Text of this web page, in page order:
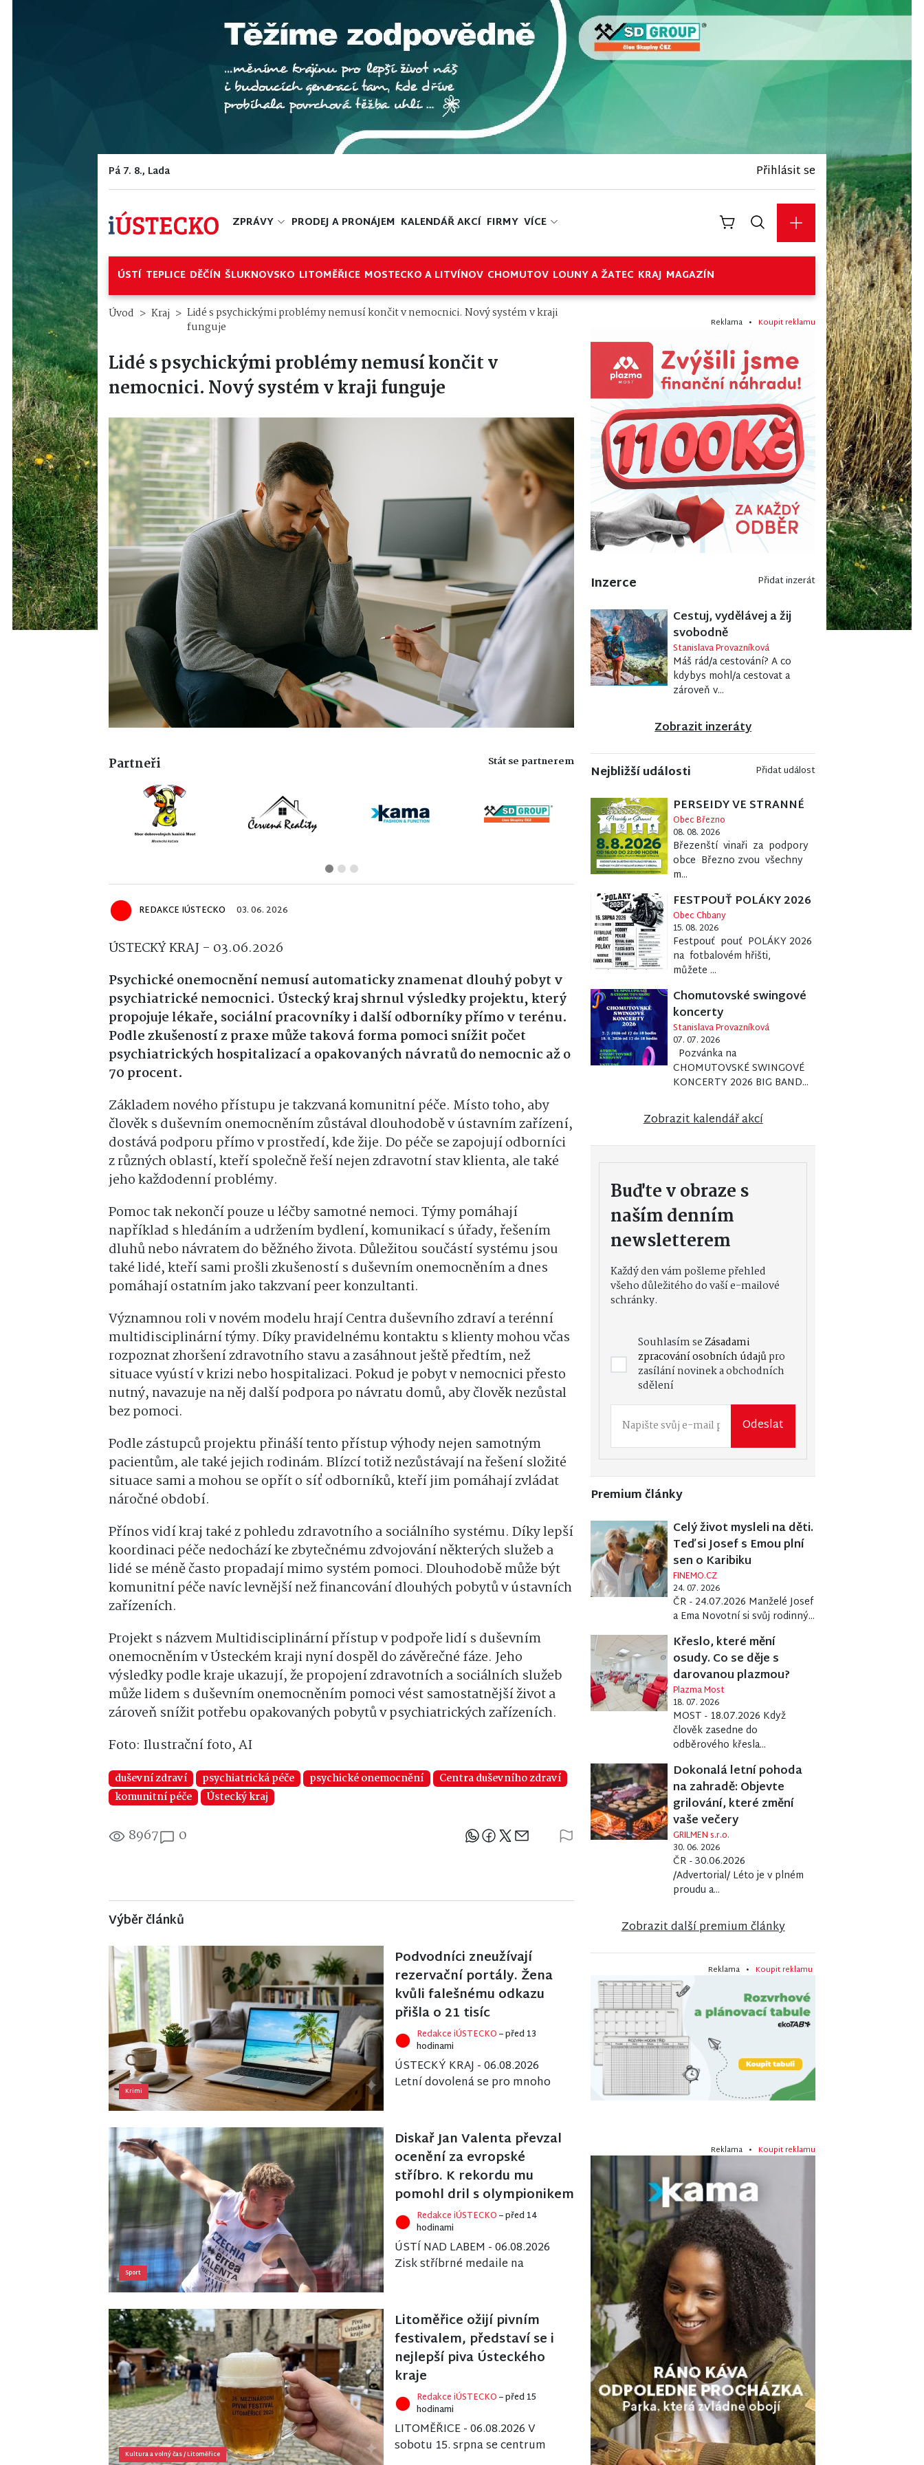
Pá 7. 8., Lada Přihlásit se
ZPRÁVY PRODEJ A PRONÁJEM KALENDÁŘ AKCÍ FIRMY VÍCE
ÚSTÍ TEPLICE DĚČÍN ŠLUKNOVSKO LITOMĚŘICE MOSTECKO A LITVÍNOV CHOMUTOV LOUNY A ŽATEC KRAJ MAGAZÍN
Úvod Kraj
Lidé s psychickými problémy nemusí končit v nemocnici. Nový systém v kraji
funguje
Lidé s psychickými problémy nemusí končit v
nemocnici. Nový systém v kraji funguje
Partneři Stát se partnerem
REDAKCE IÚSTECKO 03. 06. 2026
ÚSTECKÝ KRAJ - 03.06.2026
Psychické onemocnění nemusí automaticky znamenat dlouhý pobyt v
psychiatrické nemocnici. Ústecký kraj shrnul výsledky projektu, který
propojuje lékaře, sociální pracovníky i další odborníky přímo v terénu.
Podle zkušeností z praxe může taková forma pomoci snížit počet
psychiatrických hospitalizací a opakovaných návratů do nemocnic až o
70 procent.
Základem nového přístupu je takzvaná komunitní péče. Místo toho, aby
člověk s duševním onemocněním zůstával dlouhodobě v ústavním zařízení,
dostává podporu přímo v prostředí, kde žije. Do péče se zapojují odborníci
z různých oblastí, kteří společně řeší nejen zdravotní stav klienta, ale také
jeho každodenní problémy.
Pomoc tak nekončí pouze u léčby samotné nemoci. Týmy pomáhají
například s hledáním a udržením bydlení, komunikací s úřady, řešením
dluhů nebo návratem do běžného života. Důležitou součástí systému jsou
také lidé, kteří sami prošli zkušeností s duševním onemocněním a dnes
pomáhají ostatním jako takzvaní peer konzultanti.
Významnou roli v novém modelu hrají Centra duševního zdraví a terénní
multidisciplinární týmy. Díky pravidelnému kontaktu s klienty mohou včas
rozpoznat zhoršení zdravotního stavu a zasáhnout ještě předtím, než
situace vyústí v krizi nebo hospitalizaci. Pokud je pobyt v nemocnici přesto
nutný, navazuje na něj další podpora po návratu domů, aby člověk nezůstal
bez pomoci.
Podle zástupců projektu přináší tento přístup výhody nejen samotným
pacientům, ale také jejich rodinám. Blízcí totiž nezůstávají na řešení složité
situace sami a mohou se opřít o síť odborníků, kteří jim pomáhají zvládat
náročné období.
Přínos vidí kraj také z pohledu zdravotního a sociálního systému. Díky lepší
koordinaci péče nedochází ke zbytečnému zdvojování některých služeb a
lidé se méně často propadají mimo systém pomoci. Dlouhodobě může být
komunitní péče navíc levnější než financování dlouhých pobytů v ústavních
zařízeních.
Projekt s názvem Multidisciplinární přístup v podpoře lidí s duševním
onemocněním v Ústeckém kraji nyní dospěl do závěrečné fáze. Jeho
výsledky podle kraje ukazují, že propojení zdravotních a sociálních služeb
může lidem s duševním onemocněním pomoci vést samostatnější život a
zároveň snížit potřebu opakovaných pobytů v psychiatrických zařízeních.
Foto: Ilustrační foto, AI
duševní zdraví psychiatrická péče psychické onemocnění
Centra duševního zdraví
komunitní péče
Ústecký kraj
8967 0 Sdílejte článek
Výběr článků
Krimi
Podvodníci zneužívají
rezervační portály. Žena
kvůli falešnému odkazu
přišla o 21 tisíc
Redakce iÚSTECKO– před 13
hodinami
ÚSTECKÝ KRAJ - 06.08.2026
Letní dovolená se pro mnoho
kteří se zaměřují na klien...
Sport
Diskař Jan Valenta převzal
ocenění za evropské
stříbro. K rekordu mu
pomohl dril s olympionikem
Redakce iÚSTECKO– před 14
hodinami
ÚSTÍ NAD LABEM - 06.08.2026
Zisk stříbrné medaile na
národního rekordu vynesly...
Kultura a volný čas/Litoměřice
Litoměřice ožijí pivním
festivalem, představí se i
nejlepší piva Ústeckého
kraje
Redakce iÚSTECKO– před 15
hodinami
LITOMĚŘICE - 06.08.2026 V
sobotu 15. srpna se centrum
Reklama • Koupit reklamu
Inzerce Přidat inzerát
Cestuj, vydělávej a žij
svobodně
Stanislava Provazníková
Máš rád/a cestování? A co
kdybys mohl/a cestovat a
zároveň v...
Zobrazit inzeráty
Nejbližší události Přidat událost
PERSEIDY VE STRANNÉ
Obec Březno
08. 08. 2026
Březenští vinaři za podpory
obce Březno zvou všechny
m...
FESTPOUŤ POLÁKY 2026
Obec Chbany
15. 08. 2026
Festpouť pouť POLÁKY 2026
na fotbalovém hřišti,
můžete ...
Chomutovské swingové
koncerty
Stanislava Provazníková
07. 07. 2026
Pozvánka na
CHOMUTOVSKÉ SWINGOVÉ
KONCERTY 2026 BIG BAND...
Zobrazit kalendář akcí
Buďte v obraze s
naším denním
newsletterem
Každý den vám pošleme přehled
všeho důležitého do vaší e-mailové
schránky.
Souhlasím seZásadami
zpracování osobních údajůpro
zasílání novinek a obchodních
sdělení
Odeslat
Premium články
Celý život mysleli na děti.
Teď si Josef s Emou plní
sen o Karibiku
FINEMO.CZ
24. 07. 2026
ČR - 24.07.2026 Manželé Josef
a Ema Novotní si svůj rodinný...
Křeslo, které mění
osudy. Co se děje s
darovanou plazmou?
Plazma Most
18. 07. 2026
MOST - 18.07.2026 Když
člověk zasedne do
odběrového křesla...
Dokonalá letní pohoda
na zahradě: Objevte
grilování, které změní
vaše večery
GRILMEN s.r.o.
30. 06. 2026
ČR - 30.06.2026
/Advertorial/ Léto je v plném
proudu a...
Zobrazit další premium články
Reklama • Koupit reklamu
Reklama • Koupit reklamu